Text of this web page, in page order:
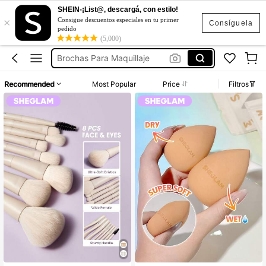
Consíguela
×
SHEIN-¡List@, descargá, con estilo!
Consigue descuentos especiales en tu primer
pedido
(5,000)
Cosmetiqueras
Pestañas
Brochas Para Maquillaje
Pestañas Set De Pestañas
Cosmetiqueras
Recommended Most Popular Price Filtros